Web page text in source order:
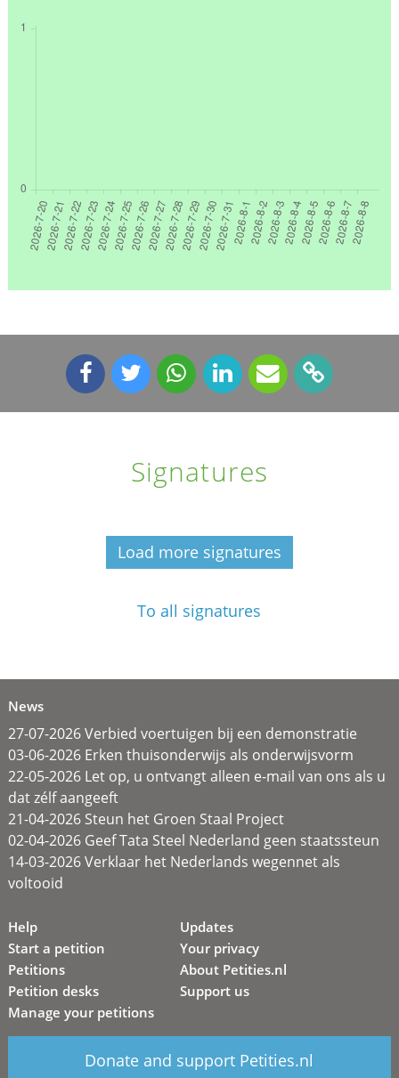
Signatures
Load more signatures
To all signatures
News
27-07-2026 Verbied voertuigen bij een demonstratie
03-06-2026 Erken thuisonderwijs als onderwijsvorm
22-05-2026 Let op, u ontvangt alleen e-mail van ons als u
dat zélf aangeeft
21-04-2026 Steun het Groen Staal Project
02-04-2026 Geef Tata Steel Nederland geen staatssteun
14-03-2026 Verklaar het Nederlands wegennet als
voltooid
Help
Start a petition
Petitions
Petition desks
Manage your petitions
Updates
Your privacy
About Petities.nl
Support us
Donate and support Petities.nl